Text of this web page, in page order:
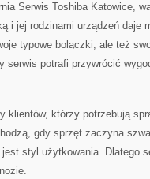
Serwis Toshiba Katowice,
i jej rodzinami urządzeń daje
typowe bolączki, ale też
serwis potrafi przywrócić
klientów, którzy potrzebują
gdy sprzęt zaczyna
styl użytkowania. Dlatego